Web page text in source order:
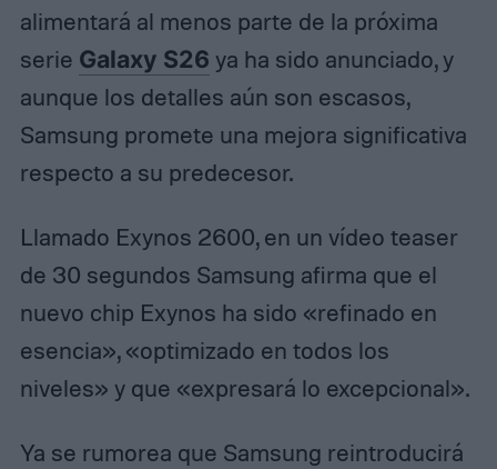
alimentará al menos parte de la próxima
serie Galaxy S26 ya ha sido anunciado, y
aunque los detalles aún son escasos,
Samsung promete una mejora significativa
respecto a su predecesor.
Llamado Exynos 2600, en un vídeo teaser
de 30 segundos Samsung afirma que el
nuevo chip Exynos ha sido «refinado en
esencia», «optimizado en todos los
niveles» y que «expresará lo excepcional».
Ya se rumorea que Samsung reintroducirá